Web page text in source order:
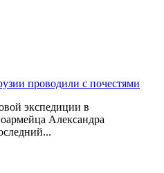
проводили с почестями
экспедиции в
Александра